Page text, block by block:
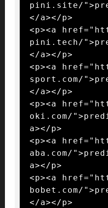
pini.site/
</a></p>
<p><a
pini.tech/
</a></p>
<p><a
sport.com/
</a></p>
<p><a
oki.com/
a></p>
<p><a
aba.com/
a></p>
<p><a
bobet.com/
</a></p>